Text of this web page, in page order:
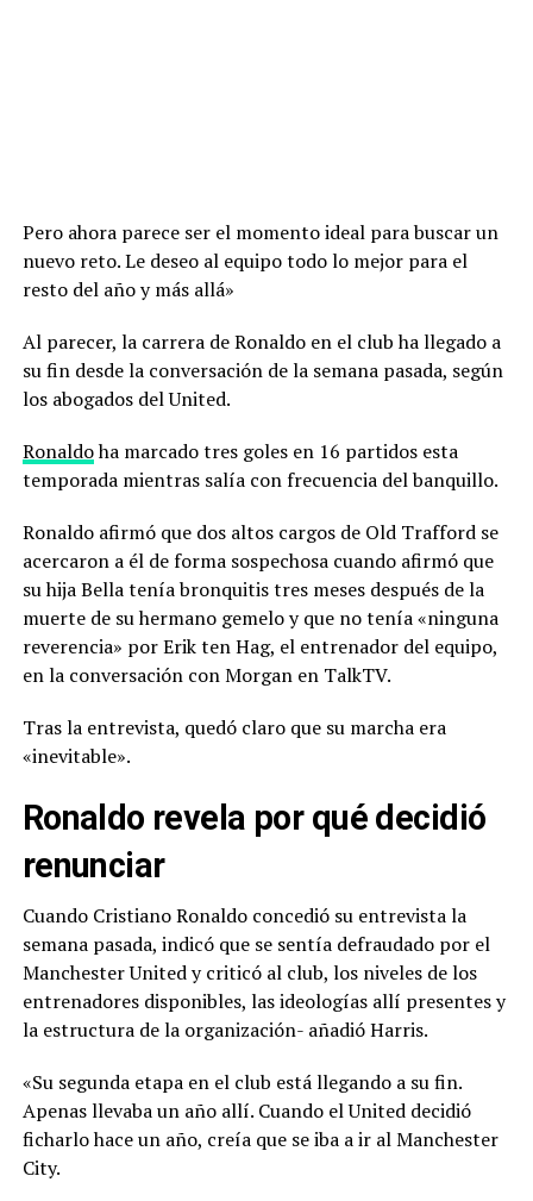
Pero ahora parece ser el momento ideal para buscar un
nuevo reto. Le deseo al equipo todo lo mejor para el
resto del año y más allá»
Al parecer, la carrera de Ronaldo en el club ha llegado a
su fin desde la conversación de la semana pasada, según
los abogados del United.
Ronaldoha marcado tres goles en 16 partidos esta
temporada mientras salía con frecuencia del banquillo.
Ronaldo afirmó que dos altos cargos de Old Trafford se
acercaron a él de forma sospechosa cuando afirmó que
su hija Bella tenía bronquitis tres meses después de la
muerte de su hermano gemelo y que no tenía «ninguna
reverencia» por Erik ten Hag, el entrenador del equipo,
en la conversación con Morgan en TalkTV.
Tras la entrevista, quedó claro que su marcha era
«inevitable».
Ronaldo revela por qué decidió
renunciar
Cuando Cristiano Ronaldo concedió su entrevista la
semana pasada, indicó que se sentía defraudado por el
Manchester United y criticó al club, los niveles de los
entrenadores disponibles, las ideologías allí presentes y
la estructura de la organización- añadió Harris.
«Su segunda etapa en el club está llegando a su fin.
Apenas llevaba un año allí. Cuando el United decidió
ficharlo hace un año, creía que se iba a ir al Manchester
City.